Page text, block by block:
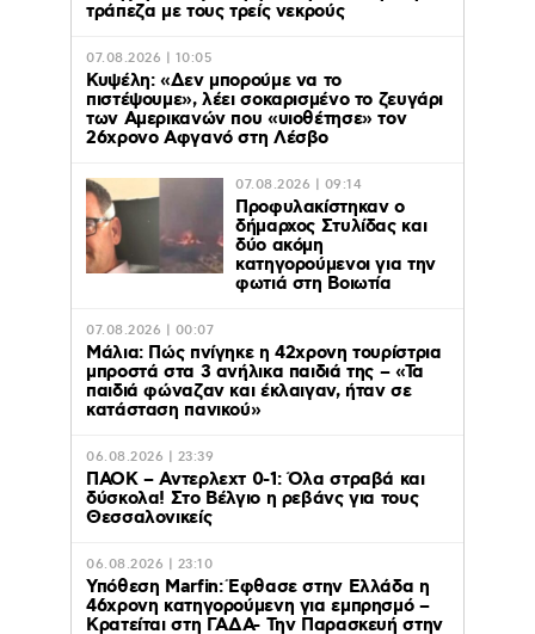
τράπεζα με τους τρείς νεκρούς
07.08.2026 | 10:05
Κυψέλη: «Δεν μπορούμε να το
πιστέψουμε», λέει σοκαρισμένο το ζευγάρι
των Αμερικανών που «υιοθέτησε» τον
26χρονο Αφγανό στη Λέσβο
07.08.2026 | 09:14
Προφυλακίστηκαν ο
δήμαρχος Στυλίδας και
δύο ακόμη
κατηγορούμενοι για την
φωτιά στη Βοιωτία
07.08.2026 | 00:07
Μάλια: Πώς πνίγηκε η 42χρονη τουρίστρια
μπροστά στα 3 ανήλικα παιδιά της – «Τα
παιδιά φώναζαν και έκλαιγαν, ήταν σε
κατάσταση πανικού»
06.08.2026 | 23:39
ΠΑΟΚ – Αντερλεχτ 0-1: Όλα στραβά και
δύσκολα! Στο Βέλγιο η ρεβάνς για τους
Θεσσαλονικείς
06.08.2026 | 23:10
Υπόθεση Marfin: Έφθασε στην Ελλάδα η
46χρονη κατηγορούμενη για εμπρησμό –
Κρατείται στη ΓΑΔΑ- Την Παρασκευή στην